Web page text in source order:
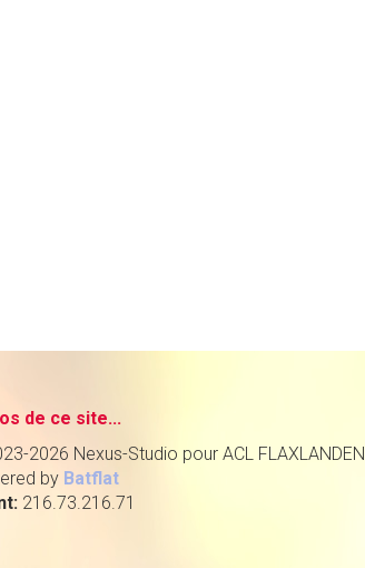
de ce site...
2026 Nexus-Studio pour ACL FLAXLANDEN
by Batflat
216.73.216.71